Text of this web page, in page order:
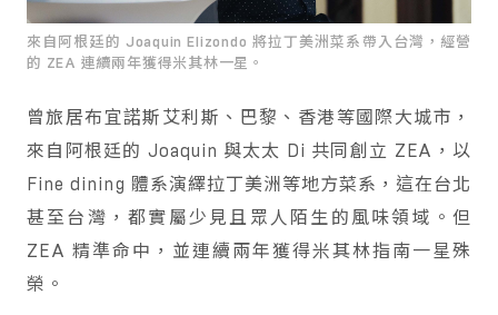
來自阿根廷的 Joaquin Elizondo 將拉丁美洲菜系帶入台灣，經營
的 ZEA 連續兩年獲得米其林一星。
曾旅居布宜諾斯艾利斯、巴黎、香港等國際大城市，
來自阿根廷的 Joaquin 與太太 Di 共同創立 ZEA，以
Fine dining 體系演繹拉丁美洲等地方菜系，這在台北
甚至台灣，都實屬少見且眾人陌生的風味領域。但
ZEA 精準命中，並連續兩年獲得米其林指南一星殊
榮。